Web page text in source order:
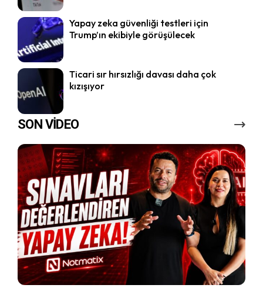
Yapay zeka güvenliği testleri için
Trump’ın ekibiyle görüşülecek
Ticari sır hırsızlığı davası daha çok
kızışıyor
SON VİDEO